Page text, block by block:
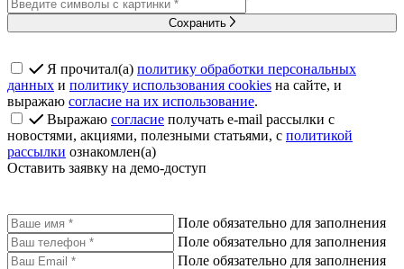
Сохранить
Я прочитал(а) политику обработки персональных
данных и политику использования cookies на сайте, и
выражаю согласие на их использование.
Выражаю согласие получать e-mail рассылки с
новостями, акциями, полезными статьями, с политикой
рассылки ознакомлен(а)
Оставить заявку на демо-доступ
Поле обязательно для заполнения
Поле обязательно для заполнения
Поле обязательно для заполнения